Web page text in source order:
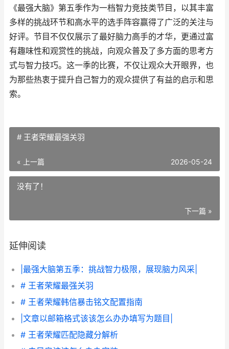
《最强大脑》第五季作为一档智力竞技类节目，以其丰富
多样的挑战环节和高水平的选手阵容赢得了广泛的关注与
好评。节目不仅仅展示了最好脑力高手的才华，更通过富
有趣味性和观赏性的挑战，向观众普及了多方面的思考方
式与智力技巧。这一季的比赛，不仅让观众大开眼界，也
为那些热衷于提升自己智力的观众提供了有益的启示和思
索。
# 王者荣耀最强关羽
« 上一篇 2026-05-24
没有了！
下一篇 »
延伸阅读
|最强大脑第五季：挑战智力极限，展现脑力风采|
# 王者荣耀最强关羽
# 王者荣耀韩信暴击铭文配置指南
|文章以邮箱格式该该怎么办办填写为题目|
# 王者荣耀匹配隐藏分解析